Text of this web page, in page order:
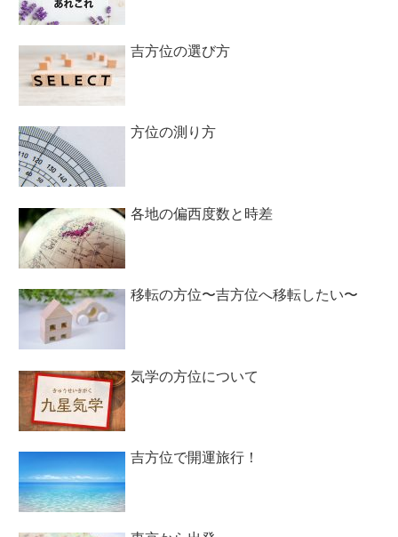
吉方位の選び方
方位の測り方
各地の偏西度数と時差
移転の方位〜吉方位へ移転したい〜
気学の方位について
吉方位で開運旅行！